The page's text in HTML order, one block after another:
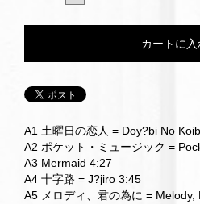
A1 土曜日の恋人 = Doy?bi No
A2 ポケット・ミュージック =
A3 Mermaid 4:27
A4 十字路 = J?jiro 3:45
A5 メロディ、君の為に = Melody,